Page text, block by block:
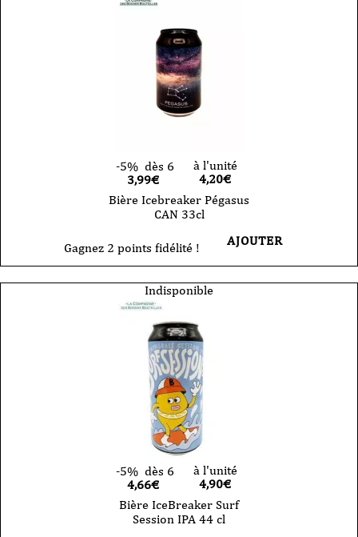
-5% dès 6
3,99€
à l'unité
4,20€
Bière Icebreaker Pégasus
CAN 33cl
Gagnez 2 points fidélité ! AJOUTER
Indisponible
-5% dès 6
4,66€
à l'unité
4,90€
Bière IceBreaker Surf
Session IPA 44 cl